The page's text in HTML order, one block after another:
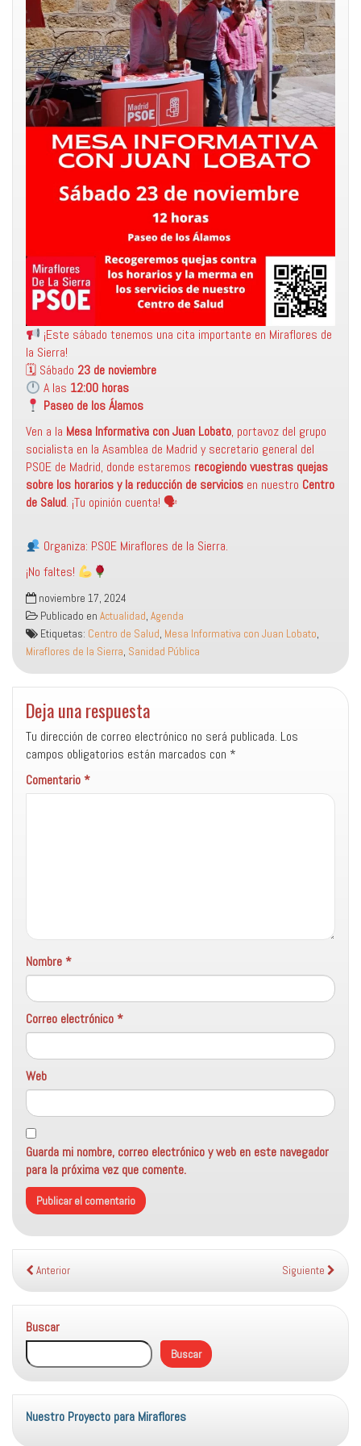
¡Este sábado tenemos una cita importante en Miraflores de
la Sierra!
🗓 Sábado 23 de noviembre
A las 12:00 horas
Paseo de los Álamos
Ven a la Mesa Informativa con Juan Lobato, portavoz del grupo
socialista en la Asamblea de Madrid y secretario general del
PSOE de Madrid, donde estaremos recogiendo vuestras quejas
sobre los horarios y la reducción de servicios en nuestro Centro
de Salud. ¡Tu opinión cuenta! 🗣
Organiza: PSOE Miraflores de la Sierra.
¡No faltes!
noviembre 17, 2024
Publicado en Actualidad, Agenda
Etiquetas: Centro de Salud, Mesa Informativa con Juan Lobato,
Miraflores de la Sierra, Sanidad Pública
Deja una respuesta
Tu dirección de correo electrónico no será publicada. Los
campos obligatorios están marcados con *
Comentario*
Nombre *
Correo electrónico *
Web
Guarda mi nombre, correo electrónico y web en este navegador
para la próxima vez que comente.
Anterior Siguiente
Buscar
Buscar
Nuestro Proyecto para Miraflores